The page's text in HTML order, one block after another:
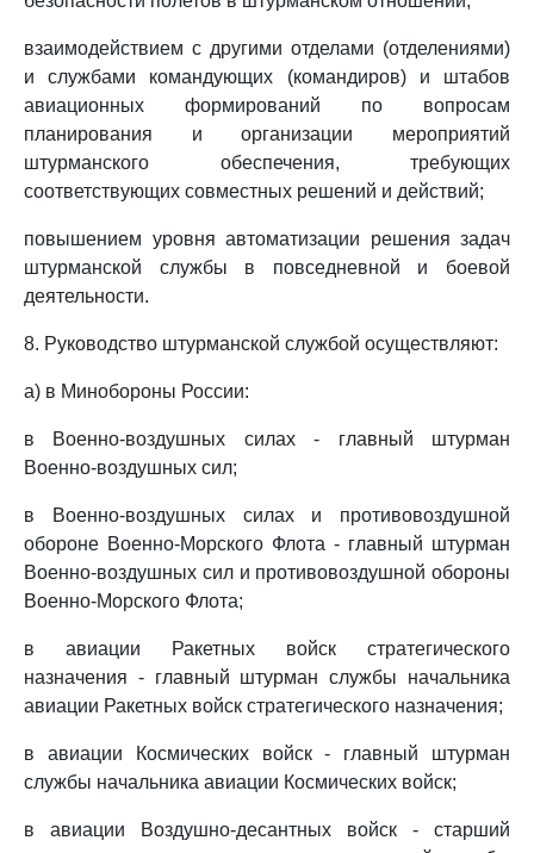
взаимодействием с другими отделами (отделениями)
и службами командующих (командиров) и штабов
авиационных формирований по вопросам
планирования и организации мероприятий
штурманского обеспечения, требующих
соответствующих совместных решений и действий;
повышением уровня автоматизации решения задач
штурманской службы в повседневной и боевой
деятельности.
8. Руководство штурманской службой осуществляют:
а) в Минобороны России:
в Военно-воздушных силах - главный штурман
Военно-воздушных сил;
в Военно-воздушных силах и противовоздушной
обороне Военно-Морского Флота - главный штурман
Военно-воздушных сил и противовоздушной обороны
Военно-Морского Флота;
в авиации Ракетных войск стратегического
назначения - главный штурман службы начальника
авиации Ракетных войск стратегического назначения;
в авиации Космических войск - главный штурман
службы начальника авиации Космических войск;
в авиации Воздушно-десантных войск - старший